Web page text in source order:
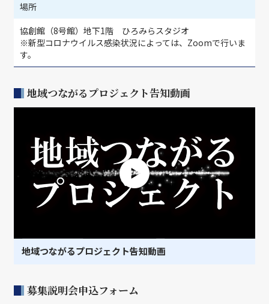
場所
協創館（8号館）地下1階 ひろみらスタジオ
※新型コロナウイルス感染状況によっては、Zoomで行いま
す。
地域つながるプロジェクト告知動画
地域つながるプロジェクト告知動画
募集説明会申込フォーム